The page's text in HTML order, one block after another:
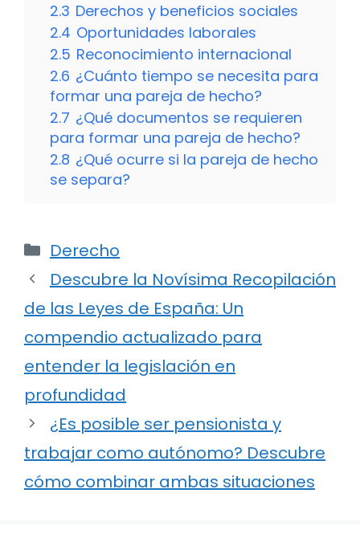
2.3 Derechos y beneficios sociales
2.4 Oportunidades laborales
2.5 Reconocimiento internacional
2.6 ¿Cuánto tiempo se necesita para
formar una pareja de hecho?
2.7 ¿Qué documentos se requieren
para formar una pareja de hecho?
2.8 ¿Qué ocurre si la pareja de hecho
se separa?
Categorías
Derecho
Descubre la Novísima Recopilación
de las Leyes de España: Un
compendio actualizado para
entender la legislación en
profundidad
¿Es posible ser pensionista y
trabajar como autónomo? Descubre
cómo combinar ambas situaciones